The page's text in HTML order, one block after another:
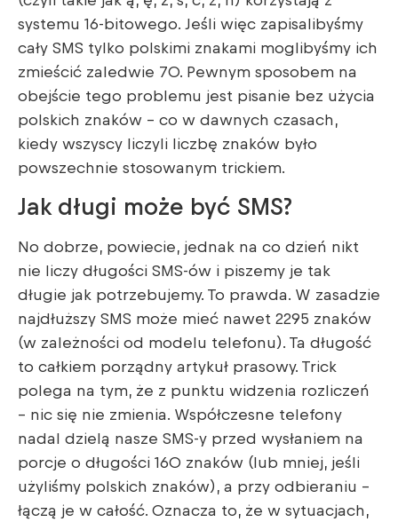
systemu 16-bitowego. Jeśli więc zapisalibyśmy
cały SMS tylko polskimi znakami moglibyśmy ich
zmieścić zaledwie 70. Pewnym sposobem na
obejście tego problemu jest pisanie bez użycia
polskich znaków – co w dawnych czasach,
kiedy wszyscy liczyli liczbę znaków było
powszechnie stosowanym trickiem.
Jak długi może być SMS?
No dobrze, powiecie, jednak na co dzień nikt
nie liczy długości SMS-ów i piszemy je tak
długie jak potrzebujemy. To prawda. W zasadzie
najdłuższy SMS może mieć nawet 2295 znaków
(w zależności od modelu telefonu). Ta długość
to całkiem porządny artykuł prasowy. Trick
polega na tym, że z punktu widzenia rozliczeń
– nic się nie zmienia. Współczesne telefony
nadal dzielą nasze SMS-y przed wysłaniem na
porcje o długości 160 znaków (lub mniej, jeśli
użyliśmy polskich znaków), a przy odbieraniu –
łączą je w całość. Oznacza to, że w sytuacjach,